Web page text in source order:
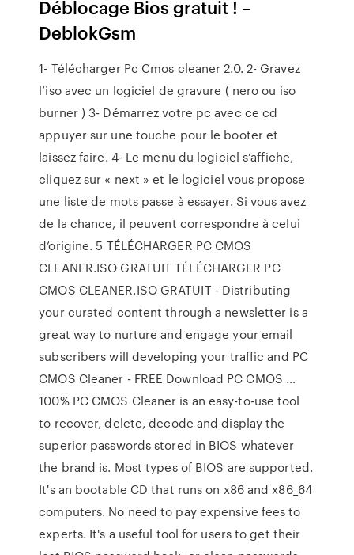
Déblocage Bios gratuit ! –
DeblokGsm
1- Télécharger Pc Cmos cleaner 2.0. 2- Gravez
l’iso avec un logiciel de gravure ( nero ou iso
burner ) 3- Démarrez votre pc avec ce cd
appuyer sur une touche pour le booter et
laissez faire. 4- Le menu du logiciel s’affiche,
cliquez sur « next » et le logiciel vous propose
une liste de mots passe à essayer. Si vous avez
de la chance, il peuvent correspondre à celui
d’origine. 5 TÉLÉCHARGER PC CMOS
CLEANER.ISO GRATUIT TÉLÉCHARGER PC
CMOS CLEANER.ISO GRATUIT - Distributing
your curated content through a newsletter is a
great way to nurture and engage your email
subscribers will developing your traffic and PC
CMOS Cleaner - FREE Download PC CMOS …
100% PC CMOS Cleaner is an easy-to-use tool
to recover, delete, decode and display the
superior passwords stored in BIOS whatever
the brand is. Most types of BIOS are supported.
It's an bootable CD that runs on x86 and x86_64
computers. No need to pay expensive fees to
experts. It's a useful tool for users to get their